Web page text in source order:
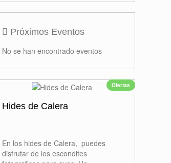
Actividades
Artículos
Calendario
Exposiciones
Proyectos
Concursos